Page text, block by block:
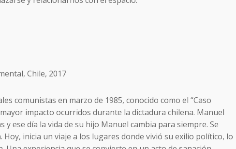
Chile, 2017
comunistas en marzo de 1985, conocido como el “Caso
impacto ocurridos durante la dictadura chilena. Manuel
y ese día la vida de su hijo Manuel cambia para siempre. Se
inicia un viaje a los lugares donde vivió su exilio político, lo